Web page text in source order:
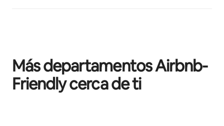
Más departamentos Airbnb-
Friendly cerca de ti